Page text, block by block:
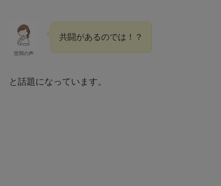
世間の声
共闘があるのでは！？
と話題になっています。